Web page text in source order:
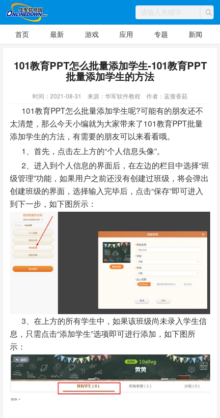
首页 最新 游戏 应用 专题 新闻
101教育PPT怎么批量添加学生-101教育PPT
批量添加学生的方法
时间：2021-08-31 来源：华军软件教程 作者：蓝瘦香菇
101教育PPT怎么批量添加学生呢?可能有的朋友还不
太清楚，那么今天小编就为大家带来了101教育PPT批量
添加学生的方法，有需要的朋友可以来看看哦。
1、首先，点击左上方的“个人信息头像”。
2、进入到个人信息的界面后，在左边的栏目中选择“班
级管理”功能，如果用户之前还没有创建过班级，将会弹出
创建班级的界面，选择输入完毕后，点击“保存”即可进入
到下一步，如下图所示：
3、在上方的所有学生中，如果该班级尚未录入学生信
息，只需点击“添加学生”选项即可进行添加，如下图所
示：